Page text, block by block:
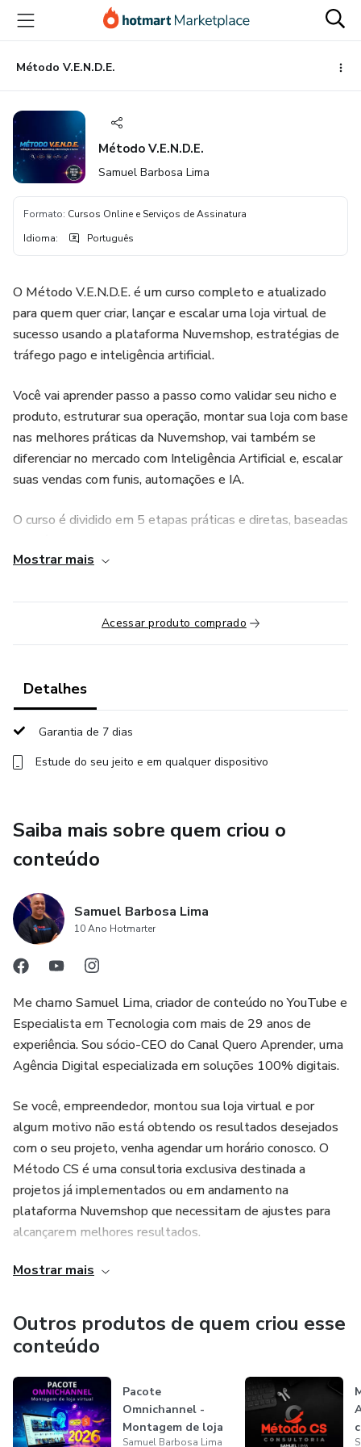
para
conteúdo
principal
para
pagamento
para
rodapéMétodo V.E.N.D.E.
Método V.E.N.D.E.
Samuel Barbosa Lima
Formato: Cursos Online e Serviços de Assinatura
Idioma: Português
O Método V.E.N.D.E. é um curso completo e atualizado
para quem quer criar, lançar e escalar uma loja virtual de
sucesso usando a plataforma Nuvemshop, estratégias de
tráfego pago e inteligência artificial.
Você vai aprender passo a passo como validar seu nicho e
produto, estruturar sua operação, montar sua loja com base
nas melhores práticas da Nuvemshop, vai também se
diferenciar no mercado com Inteligência Artificial e, escalar
suas vendas com funis, automações e IA.
O curso é dividido em 5 etapas práticas e diretas, baseadas
🔹 E — Estrutura: logística, pagamentos, segurança e base
da operação
🔹 N — Nuvemshop: construção completa da loja
🔹 D — Diferenciação com IA
🔹 E — Escala e fidelização: IA, funil de vendas,
Além disso, você terá acesso a bônus exclusivos,
templates prontos, e suporte exclusivo com especialista
na plataforma durante o período de acesso ao curso.
Ideal para iniciantes e empreendedores que querem sair do
zero e começar a vender com uma loja profissional e
validada.
Mostrar mais
Acessar produto comprado
Detalhes
Garantia de 7 dias
Estude do seu jeito e em qualquer dispositivo
Saiba mais sobre quem criou o
conteúdo
Samuel Barbosa Lima
10 Ano Hotmarter
Me chamo Samuel Lima, criador de conteúdo no YouTube e
Especialista em Tecnologia com mais de 29 anos de
experiência. Sou sócio-CEO do Canal Quero Aprender, uma
Agência Digital especializada em soluções 100% digitais.
Se você, empreendedor, montou sua loja virtual e por
algum motivo não está obtendo os resultados desejados
com o seu projeto, venha agendar um horário conosco. O
Método CS é uma consultoria exclusiva destinada a
projetos já implementados ou em andamento na
plataforma Nuvemshop que necessitam de ajustes para
alcançarem melhores resultados.
Se precisa de assessoria com um especialista, agende seu
Mostrar mais
Outros produtos de quem criou esse
conteúdo
Pacote
Omnichannel -
Montagem de loja
Samuel Barbosa Lima